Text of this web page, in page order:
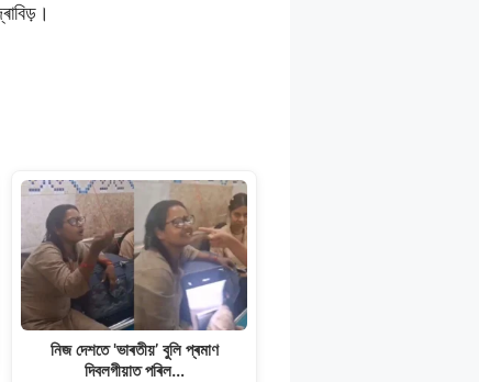
নিজ দেশতে 'ভাৰতীয়’ বুলি প্ৰমাণ
দিবলগীয়াত পৰিল…